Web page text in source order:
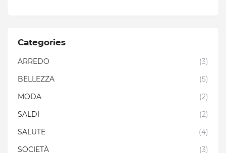
Categories
ARREDO
(3)
BELLEZZA
(5)
MODA
(2)
SALDI
(2)
SALUTE
(4)
SOCIETÀ
(3)